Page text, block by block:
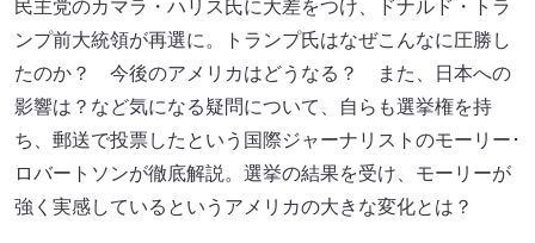
民主党のカマラ・ハリス氏に大差をつけ、ドナルド・トラ
ンプ前大統領が再選に。トランプ氏はなぜこんなに圧勝し
たのか？ 今後のアメリカはどうなる？ また、日本への
影響は？など気になる疑問について、自らも選挙権を持
ち、郵送で投票したという国際ジャーナリストのモーリー･
ロバートソンが徹底解説。選挙の結果を受け、モーリーが
強く実感しているというアメリカの大きな変化とは？